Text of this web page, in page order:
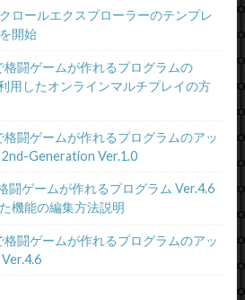
ロールエクスプローラーのテンプレ
開始
格闘ゲームが作れるプログラムの
用したオンラインマルチプレイの方
格闘ゲームが作れるプログラムのアッ
2nd-Generation Ver.1.0
闘ゲームが作れるプログラム Ver.4.6
機能の編集方法説明
格闘ゲームが作れるプログラムのアッ